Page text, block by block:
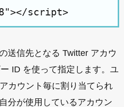
script>
送信先となる Twitter アカウ
ID を使って指定します。ユ
カウント毎に割り当てられ
分が使用しているアカウン